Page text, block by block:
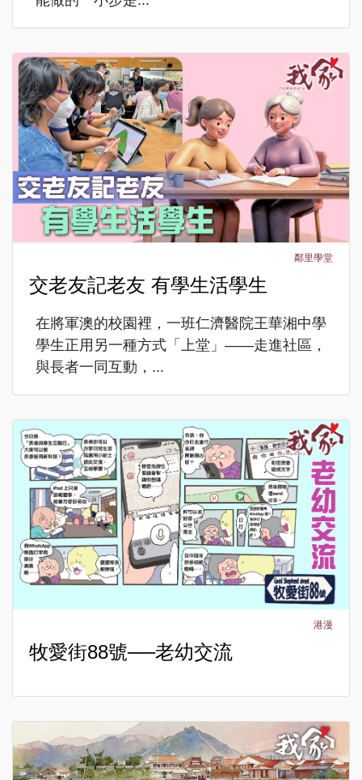
鄰里學堂
交老友記老友 有學生活學生
在將軍澳的校園裡，一班仁濟醫院王華湘中學
學生正用另一種方式「上堂」——走進社區，
與長者一同互動，...
港漫
牧愛街88號──老幼交流